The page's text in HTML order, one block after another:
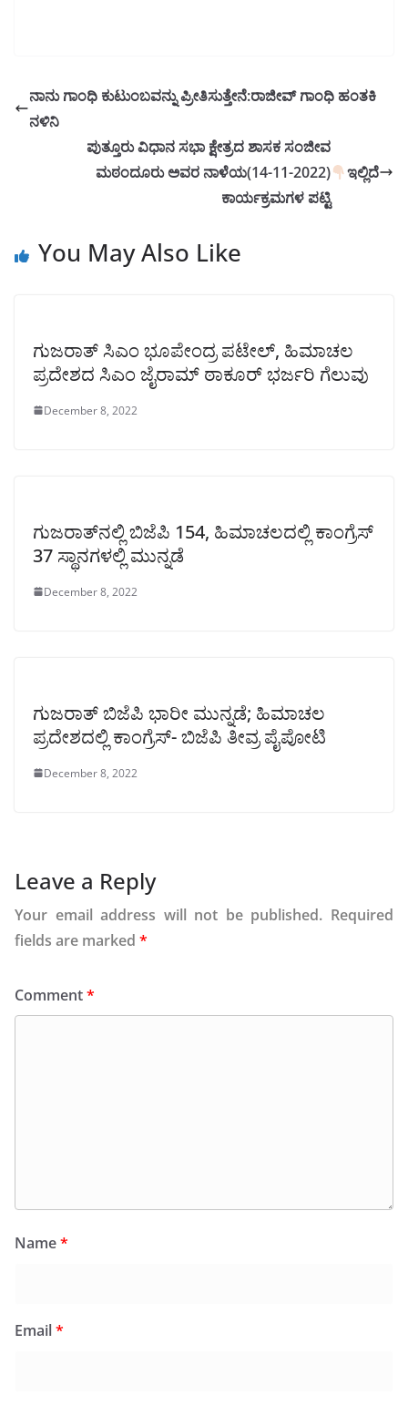
ನಾನು ಗಾಂಧಿ ಕುಟುಂಬವನ್ನು ಪ್ರೀತಿಸುತ್ತೇನೆ:ರಾಜೀವ್ ಗಾಂಧಿ ಹಂತಕಿ
ನಳಿನಿ
ಪುತ್ತೂರು ವಿಧಾನ ಸಭಾ ಕ್ಷೇತ್ರದ ಶಾಸಕ ಸಂಜೀವ
ಮಠಂದೂರು ಅವರ ನಾಳೆಯ(14-11-2022)
ಕಾರ್ಯಕ್ರಮಗಳ ಪಟ್ಟಿ
ಇಲ್ಲಿದೆ
You May Also Like
ಗುಜರಾತ್ ಸಿಎಂ ಭೂಪೇಂದ್ರ ಪಟೇಲ್, ಹಿಮಾಚಲ
ಪ್ರದೇಶದ ಸಿಎಂ ಜೈರಾಮ್ ಠಾಕೂರ್ ಭರ್ಜರಿ ಗೆಲುವು
December 8, 2022
ಗುಜರಾತ್‌ನಲ್ಲಿ ಬಿಜೆಪಿ 154, ಹಿಮಾಚಲದಲ್ಲಿ ಕಾಂಗ್ರೆಸ್‌
37 ಸ್ಥಾನಗಳಲ್ಲಿ ಮುನ್ನಡೆ
December 8, 2022
ಗುಜರಾತ್ ಬಿಜೆಪಿ ಭಾರೀ ಮುನ್ನಡೆ; ಹಿಮಾಚಲ
ಪ್ರದೇಶದಲ್ಲಿ ಕಾಂಗ್ರೆಸ್- ಬಿಜೆಪಿ ತೀವ್ರ ಪೈಪೋಟಿ
December 8, 2022
Leave a Reply
Your email address will not be published. Required
fields are marked *
Comment*
Name*
Email*